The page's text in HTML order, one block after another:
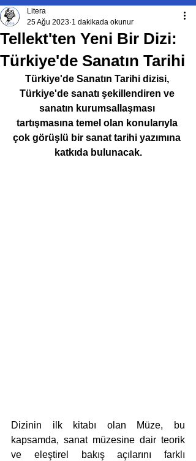
Tellekt'ten Yeni Bir Dizi:
Türkiye'de Sanatın Tarihi
Litera
25 Ağu 2023 1 dakikada okunur
Türkiye'de Sanatın Tarihi dizisi,
Türkiye'de sanatı şekillendiren ve
sanatın kurumsallaşması
tartışmasına temel olan konularıyla
çok görüşlü bir sanat tarihi yazımına
katkıda bulunacak.
Dizinin ilk kitabı olan Müze, bu
kapsamda, sanat müzesine dair teorik
ve eleştirel bakış açılarını farklı